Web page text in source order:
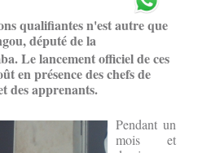
qualifiantes n'est autre que
député de la
Le lancement officiel de ces
en présence des chefs de
des apprenants.
Pendant un
mois et